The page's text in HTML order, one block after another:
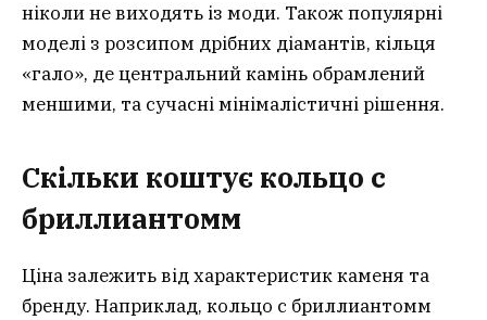
ніколи не виходять із моди. Також популярні
моделі з розсипом дрібних діамантів, кільця
«гало», де центральний камінь обрамлений
меншими, та сучасні мінімалістичні рішення.
Скільки коштує кольцо с
бриллиантомм
Ціна залежить від характеристик каменя та
бренду. Наприклад, кольцо с бриллиантомм